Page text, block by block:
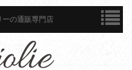
ーの通販専門店